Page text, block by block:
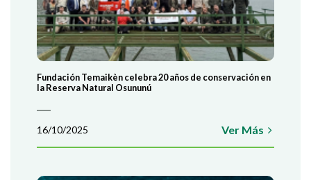
AYUDÁ A CONSERVAR EL CIERVO
DE LOS PANTANOS
Lorem ante, dapibus in, viverra quis, feugiat a, tellus.
Phasrutrum. Aenean imperdiet. Eti Etiam ultricies nisi vel
augue.
COLABORÁ
Fundación Temaikèn celebra 20 años de conservación en
la Reserva Natural Osununú
16/10/2025 Ver Más